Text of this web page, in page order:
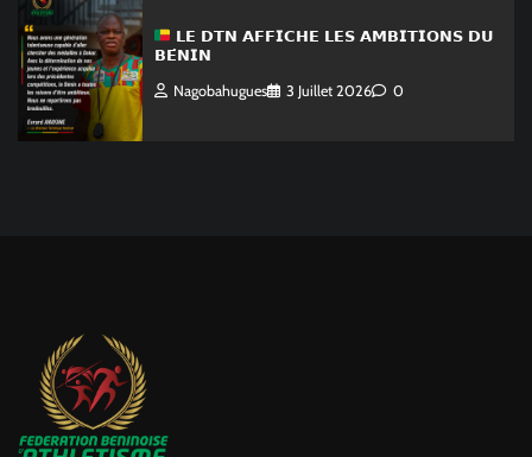
𝗟𝗘 𝗗𝗧𝗡 𝗔𝗙𝗙𝗜𝗖𝗛𝗘 𝗟𝗘𝗦 𝗔𝗠𝗕𝗜𝗧𝗜𝗢𝗡𝗦 𝗗𝗨
𝗕𝗘́𝗡𝗜𝗡
Nagobahugues 3 Juillet 2026 0